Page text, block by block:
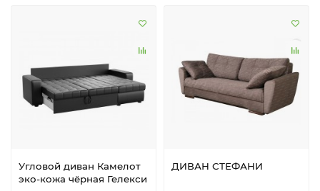
Угловой диван Камелот
эко-кожа чёрная Гелекси
ДИВАН СТЕФАНИ